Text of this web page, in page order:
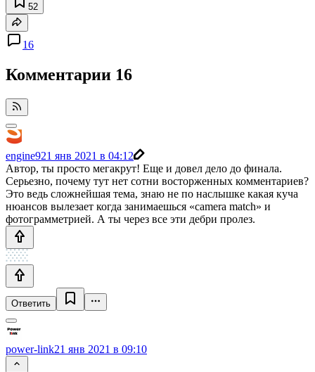
52
16
Комментарии 16
engine921 янв 2021 в 04:12
Автор, ты просто мегакрут! Еще и довел дело до финала.
Серьезно, почему тут нет сотни восторженных комментариев?
Это ведь сложнейшая тема, знаю не по наслышке какая куча
нюансов вылезает когда занимаешься «camera match» и
фотограмметрией. А ты через все эти дебри пролез.
Ответить
power-link21 янв 2021 в 09:10